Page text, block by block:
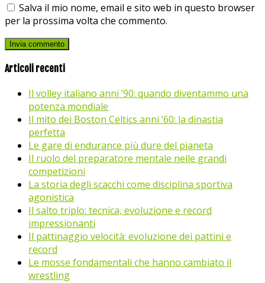
Salva il mio nome, email e sito web in questo browser
per la prossima volta che commento.
Articoli recenti
Il volley italiano anni ’90: quando diventammo una
potenza mondiale
Il mito dei Boston Celtics anni ’60: la dinastia
perfetta
Le gare di endurance più dure del pianeta
Il ruolo del preparatore mentale nelle grandi
competizioni
La storia degli scacchi come disciplina sportiva
agonistica
Il salto triplo: tecnica, evoluzione e record
impressionanti
Il pattinaggio velocità: evoluzione dei pattini e
record
Le mosse fondamentali che hanno cambiato il
wrestling